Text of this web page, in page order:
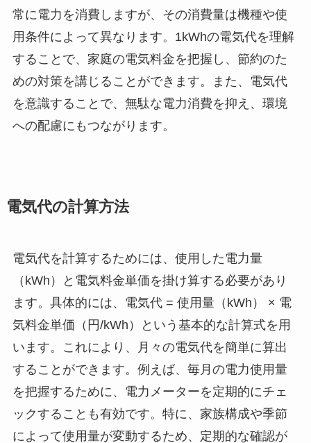
常に電力を消費しますが、その消費量は機種や使
用条件によって異なります。1kWhの電気代を理解
することで、家庭の電気料金を把握し、節約のた
めの対策を講じることができます。また、電気代
を意識することで、無駄な電力消費を抑え、環境
への配慮にもつながります。
電気代の計算方法
電気代を計算するためには、使用した電力量
（kWh）と電気料金単価を掛け算する必要があり
ます。具体的には、電気代 = 使用量（kWh） × 電
気料金単価（円/kWh）という基本的な計算式を用
います。これにより、月々の電気代を簡単に算出
することができます。例えば、毎月の電力使用量
を把握するために、電力メーターを定期的にチェ
ックすることも有効です。特に、家族構成や季節
によって使用量が変動するため、定期的な確認が